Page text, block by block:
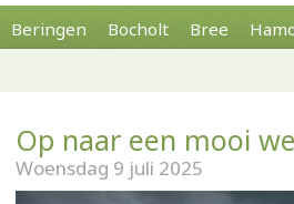
Beringen Bocholt Bree
Op naar een mooi
Woensdag 9 juli 2025